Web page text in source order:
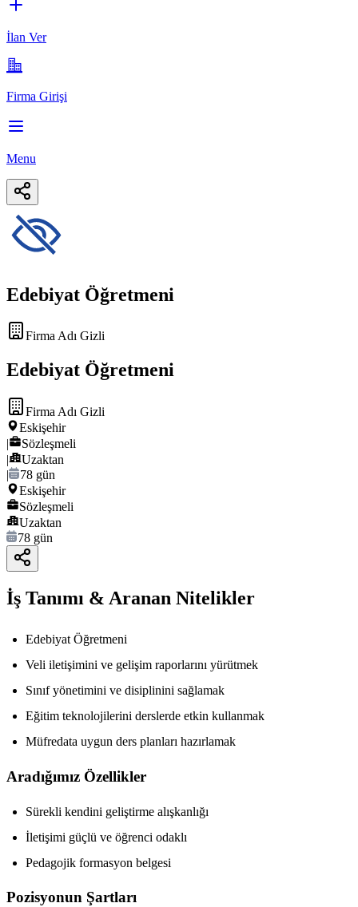
İlan Ver
Firma Girişi
Menu
Edebiyat Öğretmeni
Firma Adı Gizli
Edebiyat Öğretmeni
Firma Adı Gizli
Eskişehir
|
Sözleşmeli
|
Uzaktan
|
78 gün
Eskişehir
Sözleşmeli
Uzaktan
78 gün
İş Tanımı & Aranan Nitelikler
Edebiyat Öğretmeni
Veli iletişimini ve gelişim raporlarını yürütmek
Sınıf yönetimini ve disiplinini sağlamak
Eğitim teknolojilerini derslerde etkin kullanmak
Müfredata uygun ders planları hazırlamak
Aradığımız Özellikler
Sürekli kendini geliştirme alışkanlığı
İletişimi güçlü ve öğrenci odaklı
Pedagojik formasyon belgesi
Pozisyonun Şartları